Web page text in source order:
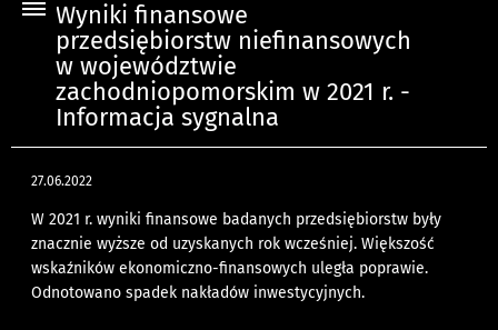
Wyniki finansowe
przedsiębiorstw niefinansowych
w województwie
zachodniopomorskim w 2021 r. -
Informacja sygnalna
27.06.2022
W 2021 r. wyniki finansowe badanych przedsiębiorstw były
znacznie wyższe od uzyskanych rok wcześniej. Większość
wskaźników ekonomiczno-finansowych uległa poprawie.
Odnotowano spadek nakładów inwestycyjnych.